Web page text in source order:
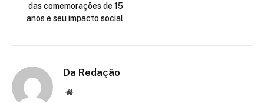
das comemorações de 15
anos e seu impacto social
Da Redação
Site